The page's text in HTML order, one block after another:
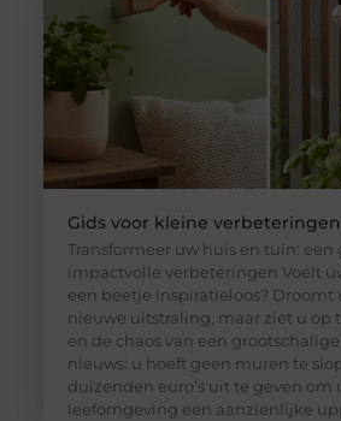
Gids voor kleine
Transformeer uw huis en tuin: een
impactvolle verbeteringen Voelt
een beetje inspiratieloos? Droomt
nieuwe uitstraling, maar ziet u op
en de chaos van een
nieuws: u hoeft geen muren te
duizenden euro’s uit te geven om
leefomgeving een aanzienlijke